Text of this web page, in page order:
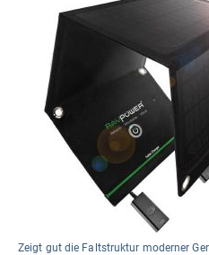
Zeigt gut die Faltstruktur moderner